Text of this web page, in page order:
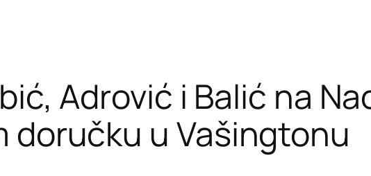
Adrović i Balić na
doručku u Vašingtonu